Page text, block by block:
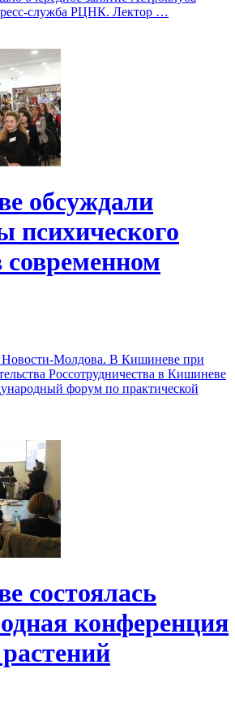
служба РЦНК. Лектор …
обсуждали
психического
современном
Молдова. В Кишиневе при
Россотрудничества в Кишиневе
форум по практической
состоялась
конференция